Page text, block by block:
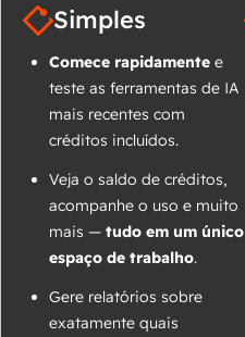
Simples
Comece rapidamente e
teste as ferramentas de IA
mais recentes com
créditos incluídos.
Veja o saldo de créditos,
acompanhe o uso e muito
mais — tudo em um único
espaço de trabalho.
Gere relatórios sobre
exatamente quais